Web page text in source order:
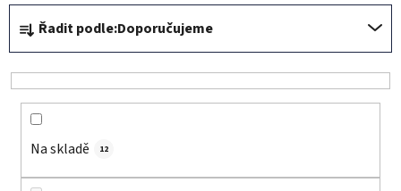
Ř
a
z
e
Řadit podle:Doporučujeme
Na skladě 12